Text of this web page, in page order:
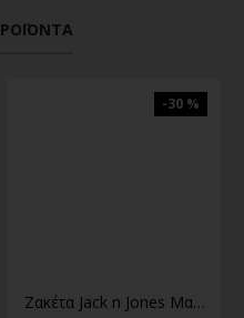
-30 %
Ζακέτα Jack n Jones Μαύρη